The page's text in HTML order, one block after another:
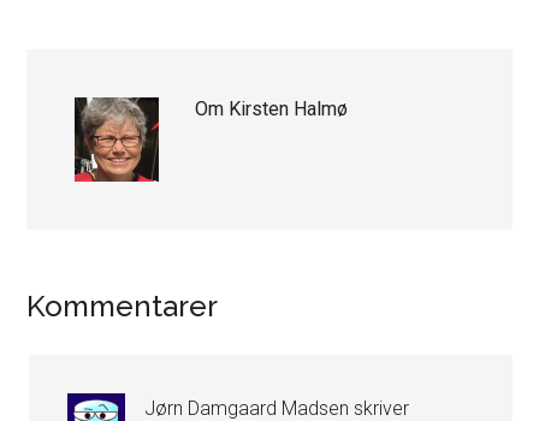
Om Kirsten Halmø
Læserinteraktioner
Kommentarer
Jørn Damgaard Madsen skriver